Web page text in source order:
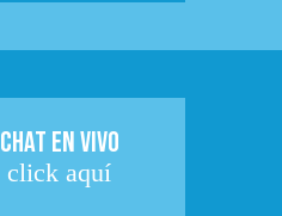
CHAT EN VIVO
click aquí